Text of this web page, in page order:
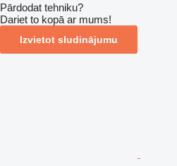
Pārdodat tehniku?
Dariet to kopā ar mums!
Izvietot sludinājumu